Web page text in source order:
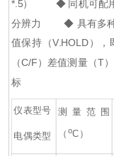
*.5） ◆ 同机可配用
分辨力 ◆ 具有多种测
值保持（V.HOLD）
（C/F）差值测量（T）
标
仪表型号
电偶类型
测量范围
（ oC）